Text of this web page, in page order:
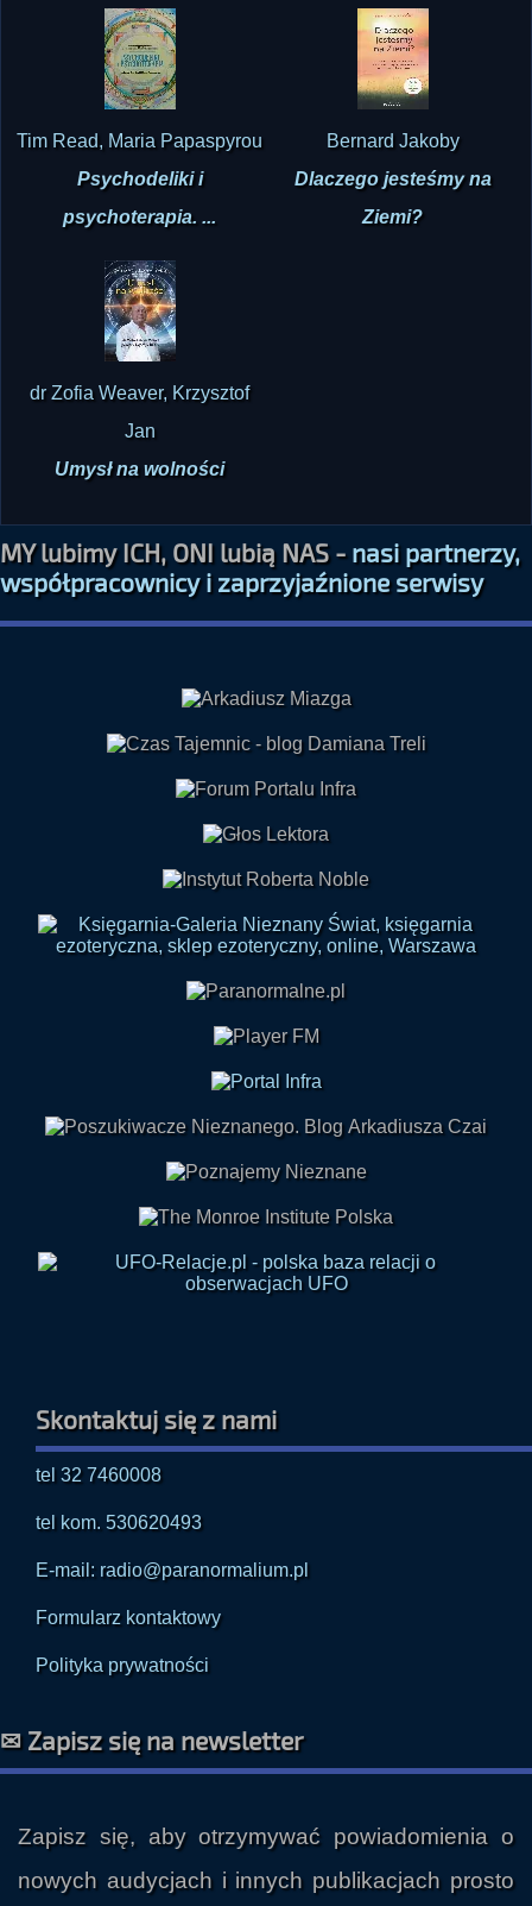
Tim Read, Maria Papaspyrou
Psychodeliki i
psychoterapia. ...
Bernard Jakoby
Dlaczego jesteśmy na
Ziemi?
dr Zofia Weaver, Krzysztof
Jan
Umysł na wolności
MY lubimy ICH, ONI lubią NAS -nasi partnerzy,
współpracownicy i zaprzyjaźnione serwisy
Skontaktuj się z nami
tel 32 7460008
tel kom. 530620493
E-mail: radio@paranormalium.pl
Formularz kontaktowy
Polityka prywatności
✉ Zapisz się na newsletter
Zapisz się, aby otrzymywać powiadomienia o
nowych audycjach i innych publikacjach prosto